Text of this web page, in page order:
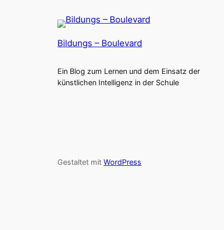
Bildungs – Boulevard
Ein Blog zum Lernen und dem Einsatz der
künstlichen Intelligenz in der Schule
Gestaltet mit WordPress